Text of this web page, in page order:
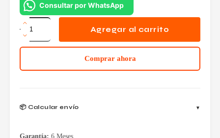
Consultar por WhatsApp
HP
954
Cyan
Original
cantidad
Agregar al carrito
Comprar ahora
📦 Calcular envío
Garantía: 6 Meses